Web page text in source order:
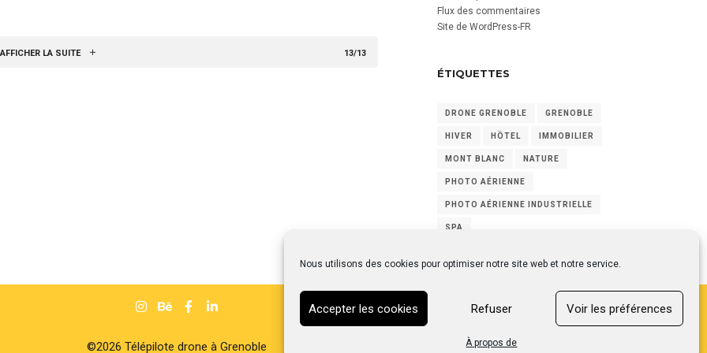
Nous utilisons des cookies pour optimiser notre site web et notre service.
Accepter les cookies Refuser Voir les préférences
À propos de
AFFICHER LA SUITE 13/13
Flux des commentaires
Site de WordPress-FR
ÉTIQUETTES
DRONE GRENOBLE GRENOBLE
HIVER HÖTEL IMMOBILIER
MONT BLANC NATURE
PHOTO AÉRIENNE
PHOTO AÉRIENNE INDUSTRIELLE
SPA
©2026 Télépilote drone à Grenoble